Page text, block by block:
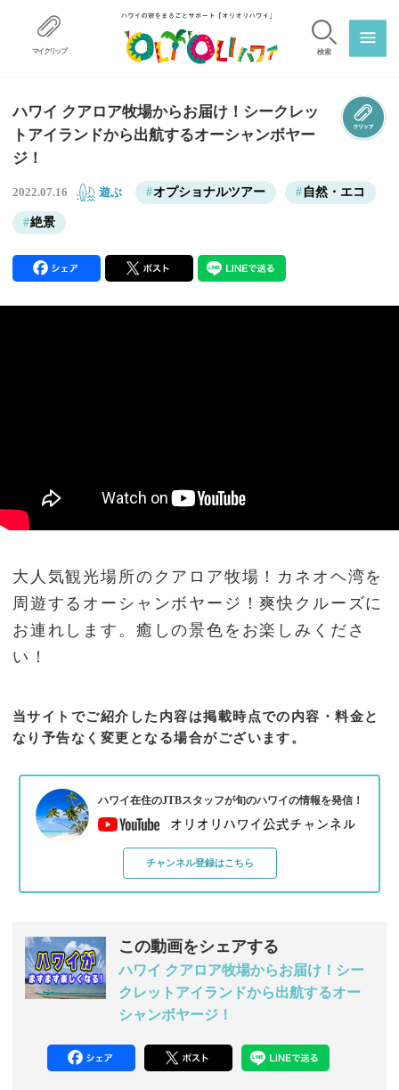
マイクリップ 検索
ハワイ クアロア牧場からお届け！シークレッ
トアイランドから出航するオーシャンボヤー
ジ！
2022.07.16 遊ぶ オプショナルツアー 自然・エコ
絶景
大人気観光場所のクアロア牧場！カネオヘ湾を
周遊するオーシャンボヤージ！爽快クルーズに
お連れします。癒しの景色をお楽しみくださ
い！
当サイトでご紹介した内容は掲載時点での内容・料金と
なり予告なく変更となる場合がございます。
ハワイ在住のJTBスタッフが旬のハワイの情報を発信！
チャンネル登録はこちら
この動画をシェアする
ハワイ クアロア牧場からお届け！シー
クレットアイランドから出航するオー
シャンボヤージ！